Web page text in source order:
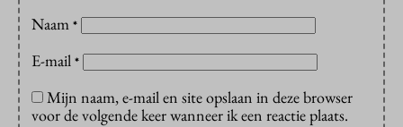
Naam *
E-mail *
Mijn naam, e-mail en site opslaan in deze browser
voor de volgende keer wanneer ik een reactie plaats.